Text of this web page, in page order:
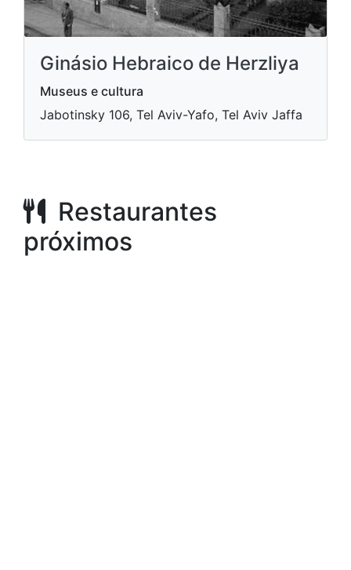
Ginásio Hebraico de Herzliya
Museus e cultura
Jabotinsky 106, Tel Aviv-Yafo, Tel Aviv Jaffa
Restaurantes
próximos